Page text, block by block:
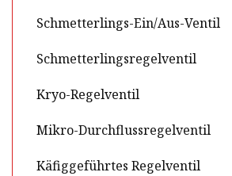
Schmetterlings-Ein/Aus-Ventil
Schmetterlingsregelventil
Kryo-Regelventil
Mikro-Durchflussregelventil
Käfiggeführtes Regelventil